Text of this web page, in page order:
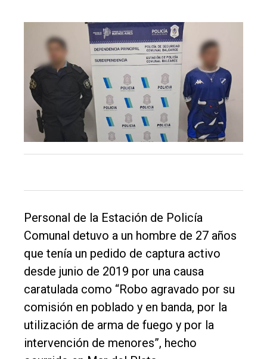
Inicio
Tendencia
Int.
General
Política
Cultura
Entrevistas
Fúnebres
Edición
Empresa
Nosotros
Contacto
Personal de la Estación de Policía
Comunal detuvo a un hombre de 27 años
que tenía un pedido de captura activo
desde junio de 2019 por una causa
caratulada como “Robo agravado por su
comisión en poblado y en banda, por la
utilización de arma de fuego y por la
intervención de menores”, hecho